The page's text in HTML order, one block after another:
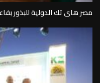
مصر هاى تك الدولية للبذور